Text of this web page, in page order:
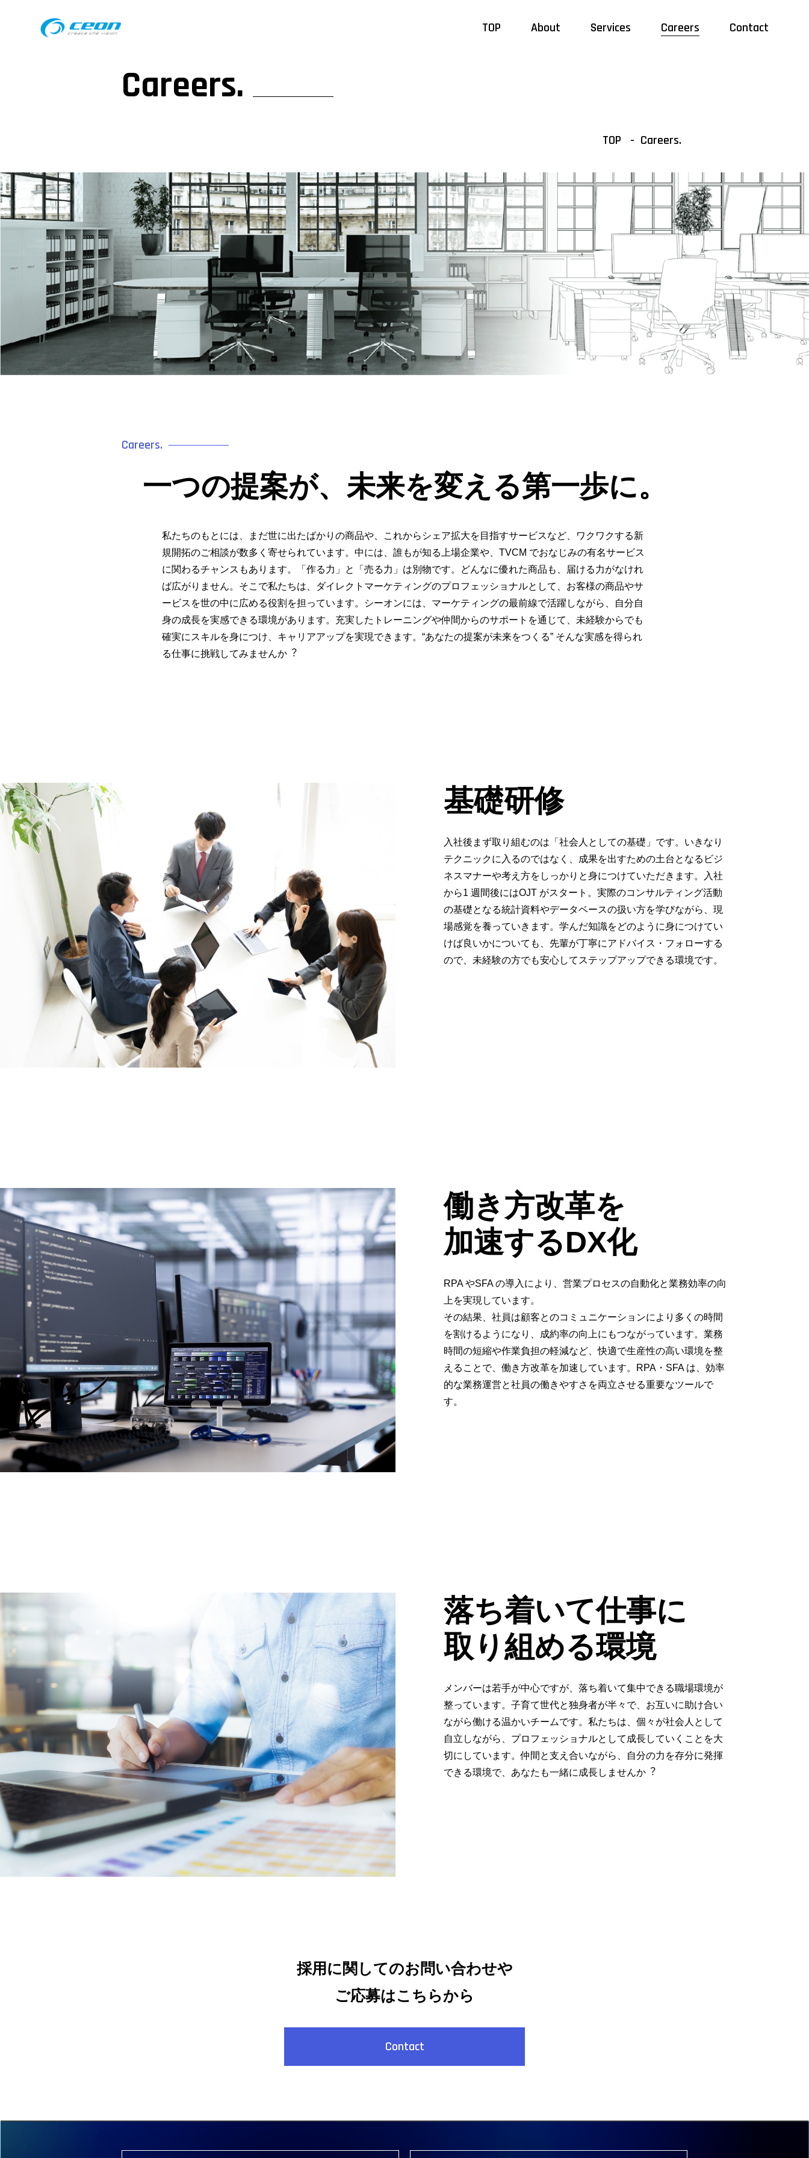
TOP About Services Careers Contact
Careers.
TOP Careers.
Careers.
一つの提案が、 未来を変える第一歩に。
私たちのもとには、まだ世に出たばかりの商品や、これからシェア拡大を目指すサービスなど、ワクワクする新
規開拓のご相談が数多く寄せられています。中には、誰もが知る上場企業や、TVCM でおなじみの有名サービス
に関わるチャンスもあります。「作る力」と「売る力」は別物です。どんなに優れた商品も、届ける力がなけれ
ば広がりません。そこで私たちは、ダイレクトマーケティングのプロフェッショナルとして、お客様の商品やサ
ービスを世の中に広める役割を担っています。シーオンには、マーケティングの最前線で活躍しながら、自分自
身の成長を実感できる環境があります。充実したトレーニングや仲間からのサポートを通じて、未経験からでも
確実にスキルを身につけ、キャリアアップを実現できます。“あなたの提案が未来をつくる” そんな実感を得られ
る仕事に挑戦してみませんか︖
基礎研修
入社後まず取り組むのは「社会人としての基礎」です。いきなり
テクニックに入るのではなく、成果を出すための土台となるビジ
ネスマナーや考え方をしっかりと身につけていただきます。入社
から1 週間後にはOJT がスタート。実際のコンサルティング活動
の基礎となる統計資料やデータベースの扱い方を学びながら、現
場感覚を養っていきます。学んだ知識をどのように身につけてい
けば良いかについても、先輩が丁寧にアドバイス・フォローする
ので、未経験の方でも安心してステップアップできる環境です。
働き方改革を
加速するDX化
RPA やSFA の導入により、営業プロセスの自動化と業務効率の向
上を実現しています。
その結果、社員は顧客とのコミュニケーションにより多くの時間
を割けるようになり、成約率の向上にもつながっています。業務
時間の短縮や作業負担の軽減など、快適で生産性の高い環境を整
えることで、働き方改革を加速しています。RPA・SFA は、効率
的な業務運営と社員の働きやすさを両立させる重要なツールで
す。
落ち着いて仕事に
取り組める環境
メンバーは若手が中心ですが、落ち着いて集中できる職場環境が
整っています。子育て世代と独身者が半々で、お互いに助け合い
ながら働ける温かいチームです。私たちは、個々が社会人として
自立しながら、プロフェッショナルとして成長していくことを大
切にしています。仲間と支え合いながら、自分の力を存分に発揮
できる環境で、あなたも一緒に成長しませんか︖
採用に関してのお問い合わせや
ご応募はこちらから
Contact